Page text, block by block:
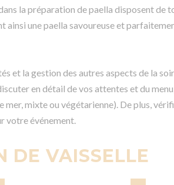
la préparation de paella disposent de
ainsi une paella savoureuse et
et la gestion des autres aspects de la
en détail de vos attentes et du
mixte ou végétarienne). De plus,
votre événement.
DE VAISSELLE